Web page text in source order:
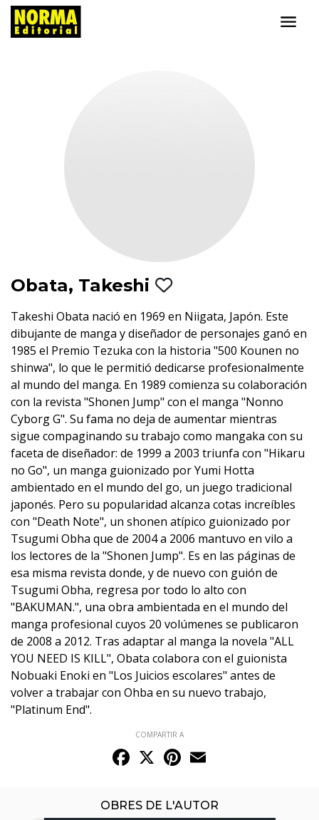
Obata, Takeshi
Takeshi Obata nació en 1969 en Niigata, Japón. Este
dibujante de manga y diseñador de personajes ganó en
1985 el Premio Tezuka con la historia "500 Kounen no
shinwa", lo que le permitió dedicarse profesionalmente
al mundo del manga. En 1989 comienza su colaboración
con la revista "Shonen Jump" con el manga "Nonno
Cyborg G". Su fama no deja de aumentar mientras
sigue compaginando su trabajo como mangaka con su
faceta de diseñador: de 1999 a 2003 triunfa con "Hikaru
no Go", un manga guionizado por Yumi Hotta
ambientado en el mundo del go, un juego tradicional
japonés. Pero su popularidad alcanza cotas increíbles
con "Death Note", un shonen atípico guionizado por
Tsugumi Obha que de 2004 a 2006 mantuvo en vilo a
los lectores de la "Shonen Jump". Es en las páginas de
esa misma revista donde, y de nuevo con guión de
Tsugumi Obha, regresa por todo lo alto con
"BAKUMAN.", una obra ambientada en el mundo del
manga profesional cuyos 20 volúmenes se publicaron
de 2008 a 2012. Tras adaptar al manga la novela "ALL
YOU NEED IS KILL", Obata colabora con el guionista
Nobuaki Enoki en "Los Juicios escolares" antes de
volver a trabajar con Ohba en su nuevo trabajo,
"Platinum End".
COMPARTIR A
Facebook
X Pinterest
OBRES DE L'AUTOR